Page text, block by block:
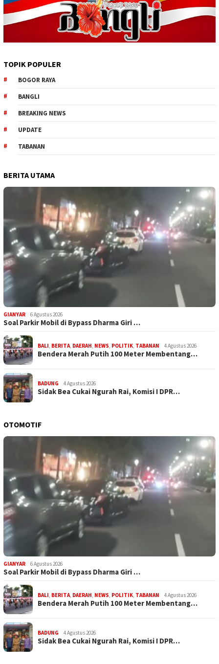
TOPIK POPULER
BOGOR RAYA
BANGLI
BREAKING NEWS
UPDATE
TABANAN
BERITA UTAMA
GIANYAR 6 Agustus 2026
Soal Parkir Mobil di Bypass Dharma Giri …
BALI, BERITA, DAERAH, NEWS, POLITIK, TABANAN 4 Agustus 2026
Bendera Merah Putih 100 Meter Membentang…
BADUNG 4 Agustus 2026
Sidak Bea Cukai Ngurah Rai, Komisi I DPR…
OTOMOTIF
GIANYAR 6 Agustus 2026
Soal Parkir Mobil di Bypass Dharma Giri …
BALI, BERITA, DAERAH, NEWS, POLITIK, TABANAN 4 Agustus 2026
Bendera Merah Putih 100 Meter Membentang…
BADUNG 4 Agustus 2026
Sidak Bea Cukai Ngurah Rai, Komisi I DPR…